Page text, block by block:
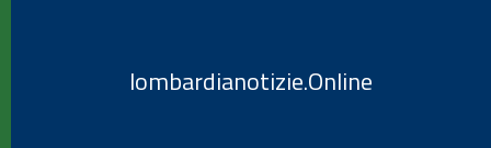
lombardianotizie.Online